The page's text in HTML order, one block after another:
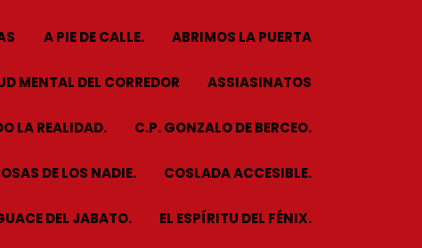
A PIE DE CALLE. ABRIMOS LA PUERTA
MENTAL DEL CORREDOR ASSIASINATOS
LA REALIDAD. C.P. GONZALO DE BERCEO.
DE LOS NADIE. COSLADA ACCESIBLE.
DEL JABATO. EL ESPÍRITU DEL FÉNIX.